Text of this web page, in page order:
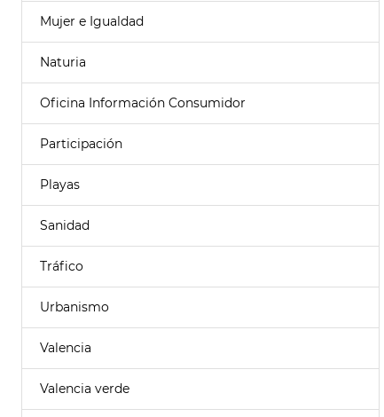
Mujer e Igualdad
Naturia
Oficina Información Consumidor
Participación
Playas
Sanidad
Tráfico
Urbanismo
Valencia
Valencia verde